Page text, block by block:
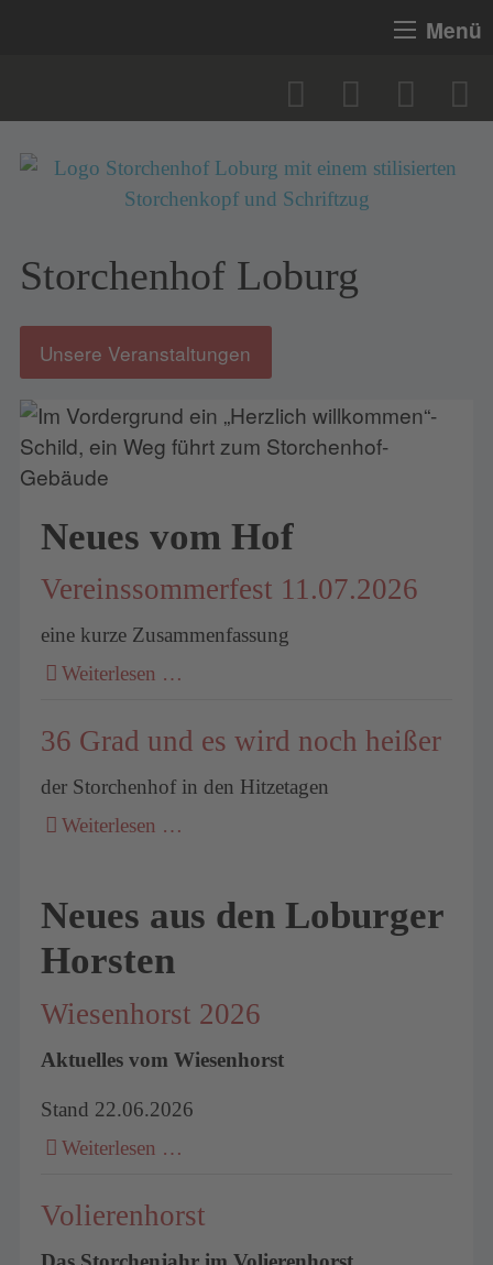
Menü
Storchenhof Loburg
Unsere Veranstaltungen
Neues vom Hof
Vereinssommerfest 11.07.2026
eine kurze Zusammenfassung
Weiterlesen …
36 Grad und es wird noch heißer
der Storchenhof in den Hitzetagen
Weiterlesen …
Neues aus den Loburger
Horsten
Wiesenhorst 2026
Aktuelles vom Wiesenhorst
Stand 22.06.2026
Weiterlesen …
Volierenhorst